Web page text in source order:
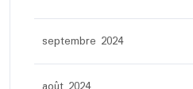
septembre 2024